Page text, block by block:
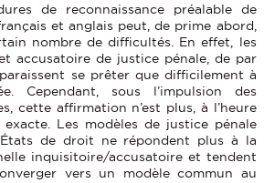
de reconnaissance préalable de
et anglais peut, de prime abord,
nombre de difficultés. En effet, les
accusatoire de justice pénale, de par
se prêter que difficilement à
Cependant, sous l’impulsion des
cette affirmation n’est plus, à l’heure
Les modèles de justice pénale
de droit ne répondent plus à la
inquisitoire/accusatoire et tendent
vers un modèle commun au